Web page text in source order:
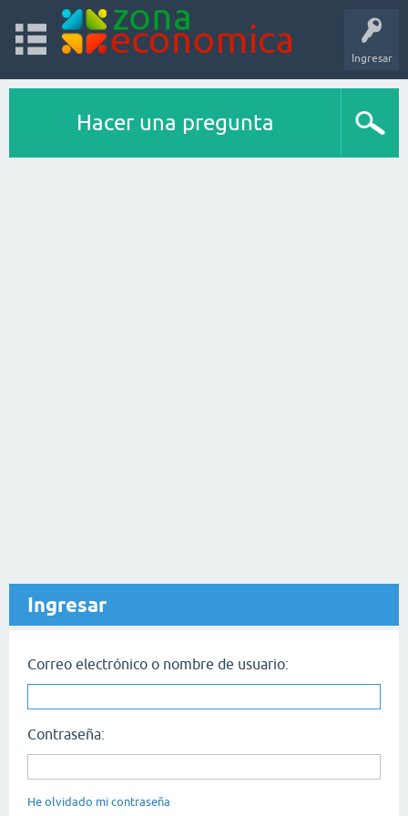
Ingresar
Hacer una pregunta
Ingresar
Correo electrónico o nombre de usuario:
Contraseña:
He olvidado mi contraseña